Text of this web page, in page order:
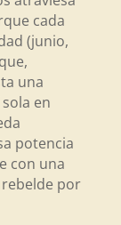
cada
(junio,
una
en
potencia
con una
rebelde por